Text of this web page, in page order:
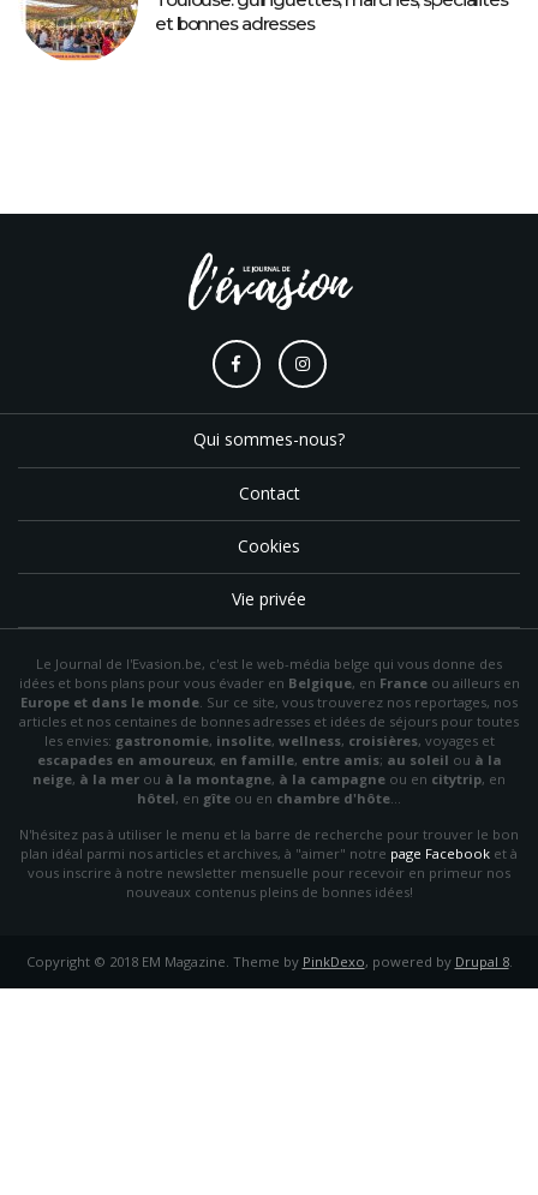
et bonnes adresses
Qui sommes-nous?
Contact
Cookies
Vie privée
Le Journal de l'Evasion.be, c'est le web-média belge qui vous donne des
idées et bons plans pour vous évader en Belgique, en Franceou ailleurs en
Europe et dans le monde . Sur ce site, vous trouverez nos reportages, nos
articles et nos centaines de bonnes adresses et idées de séjours pour toutes
les envies: gastronomie, insolite, wellness, croisières, voyages et
escapades en amoureux, en famille, entre amis; au soleil ou à la
neige, à la mer ou à la montagne, à la campagne ou en citytrip, en
hôtel, en gîte ou en chambre d'hôte
N'hésitez pas à utiliser le menu et la barre de recherche pour trouver le bon
plan idéal parmi nos articles et archives, à "aimer" notre page Facebook et à
vous inscrire à notre newsletter mensuelle pour recevoir en primeur nos
nouveaux contenus pleins de bonnes idées!
Copyright © 2018 EM Magazine. Theme by PinkDexo, powered by Drupal 8.